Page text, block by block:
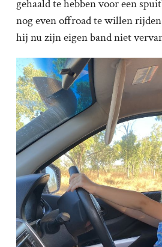
gehaald te hebben voor een
nog even offroad te willen
hij nu zijn eigen band niet